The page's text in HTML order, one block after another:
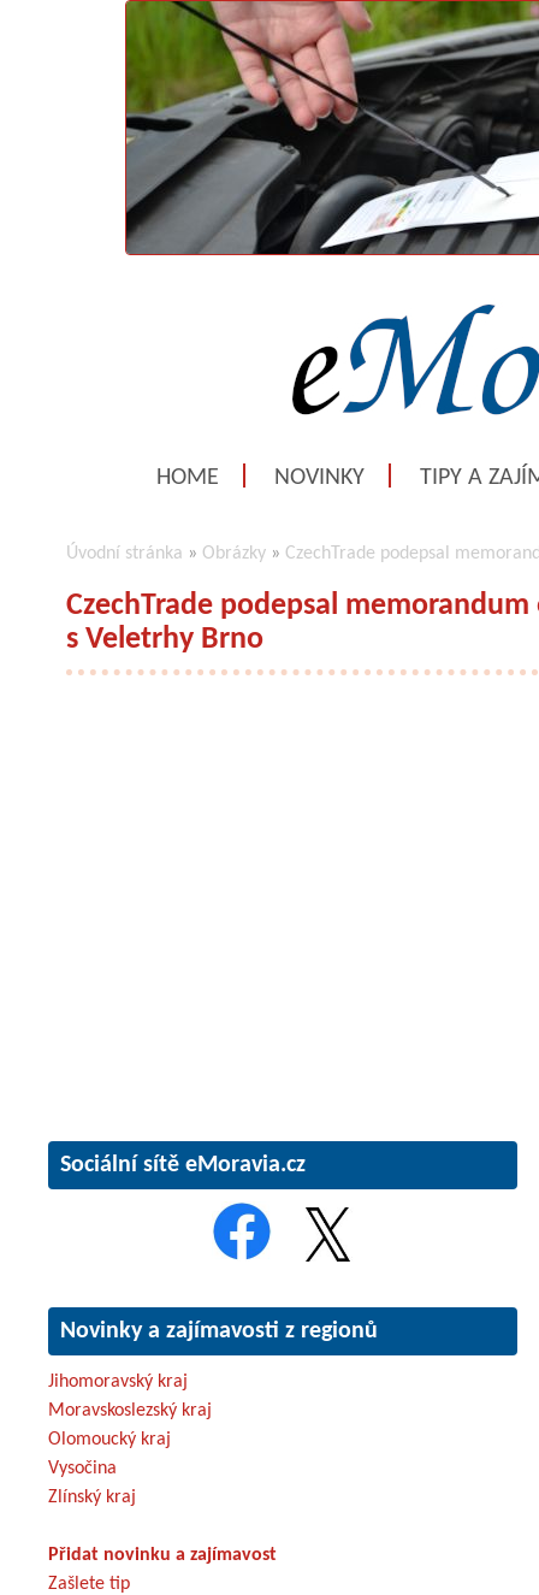
HOME NOVINKY TIPY A
Úvodní stránka » Obrázky » CzechTrade podepsal
CzechTrade podepsal
s Veletrhy Brno
Sociální sítě eMoravia.cz
Novinky a zajímavosti z regionů
Jihomoravský kraj
Moravskoslezský kraj
Olomoucký kraj
Vysočina
Zlínský kraj
Přidat novinku a zajímavost
Zašlete tip